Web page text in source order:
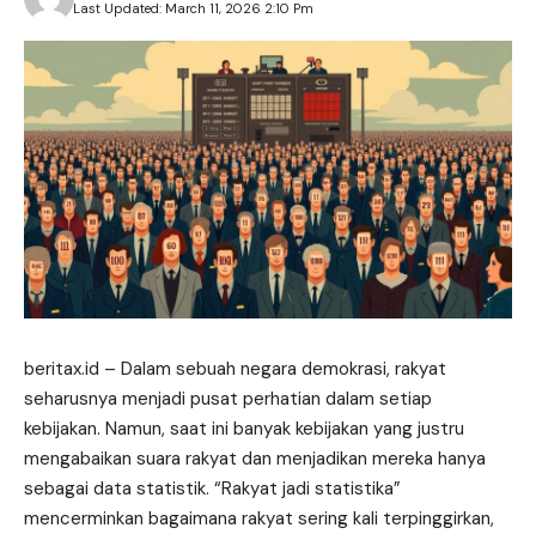
Last Updated: March 11, 2026 2:10 Pm
beritax.id – Dalam sebuah negara demokrasi, rakyat
seharusnya menjadi pusat perhatian dalam setiap
kebijakan. Namun, saat ini banyak kebijakan yang justru
mengabaikan suara rakyat dan menjadikan mereka hanya
sebagai data statistik. “Rakyat jadi statistika”
mencerminkan bagaimana rakyat sering kali terpinggirkan,